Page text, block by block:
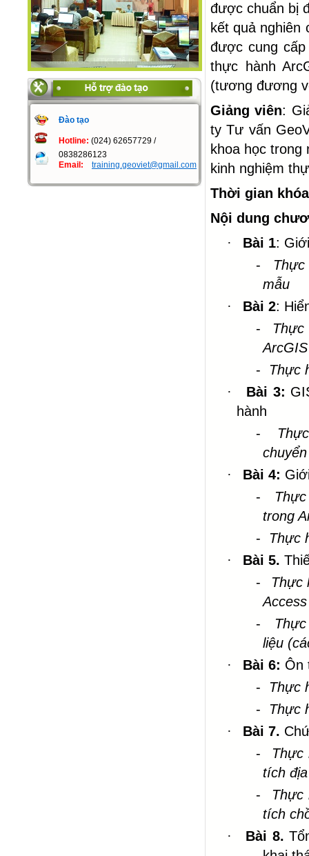
Đào tạo GIS HTKT đô thị tại Đà Nẵng
Đào tạo
Hotline: (024) 62657729 /
0838286123
Email: training.geoviet@gmail.com
được chuẩn bị
kết quả
được cung
thực hành
(tương đương
Giảng viên:
ty Tư vấn
khoa học
kinh nghiệm
Thời gian
Nội dung
·
Bài 1:
-
mẫu
·
Bài 2:
-
Thực
ArcGIS
-
Thực
·
Bài 3:
hành
-
·
Bài 4:
-
trong
-
Thực
·
Bài 5.
-
Thực
-
liệu
·
Bài 6: Ôn
-
Thực
-
Thực
·
Bài 7.
-
Thực
tích
-
Thực
tích
·
Bài 8.